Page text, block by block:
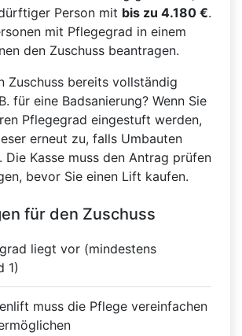
Person mit bis zu 4.180 €.
mit Pflegegrad in einem
den Zuschuss beantragen.
Zuschuss bereits vollständig
für eine Badsanierung? Wenn Sie
Pflegegrad eingestuft werden,
erneut zu, falls Umbauten
Die Kasse muss den Antrag prüfen
bevor Sie einen Lift kaufen.
für den Zuschuss
liegt vor (mindestens
1)
muss die Pflege vereinfachen